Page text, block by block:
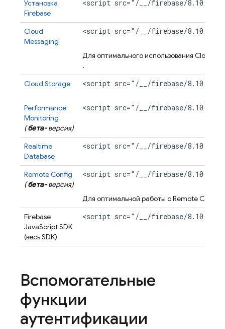
Установка
Firebase
<script src="/__/firebase/8.10.1/
Cloud
Messaging
<script src="/__/firebase/8.10.1/
Для оптимального использования Cloud
.
Cloud Storage
<script src="/__/firebase/8.10.1/
Performance
Monitoring
(бета-версия)
<script src="/__/firebase/8.10.1/
Realtime
Database
<script src="/__/firebase/8.10.1/
Remote Config
(бета-версия)
<script src="/__/firebase/8.10.1/
Для оптимальной работы сRemote Config
Firebase
JavaScriptSDK
(весь SDK)
<script src="/__/firebase/8.10.1/
Вспомогательные
функции
аутентификации